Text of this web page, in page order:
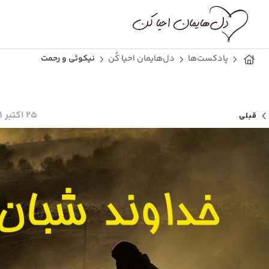
پادکست‌ها دل‌هایمان احیا کُن نیکوئی و رحمت
قبلی ۲۵ اکتبر ۲۰۲۱